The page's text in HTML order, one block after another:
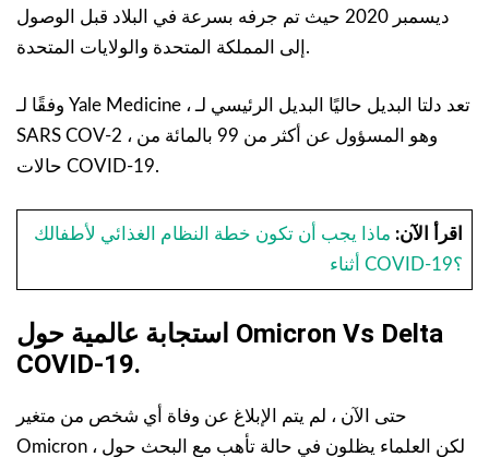
ديسمبر 2020 حيث تم جرفه بسرعة في البلاد قبل الوصول
إلى المملكة المتحدة والولايات المتحدة.
وفقًا لـ Yale Medicine ، تعد دلتا البديل حاليًا البديل الرئيسي لـ
SARS COV-2 ، وهو المسؤول عن أكثر من 99 بالمائة من
حالات COVID-19.
اقرأ الآن: ماذا يجب أن تكون خطة النظام الغذائي لأطفالك
أثناء COVID-19؟
استجابة عالمية حول Omicron Vs Delta
COVID-19.
حتى الآن ، لم يتم الإبلاغ عن وفاة أي شخص من متغير
Omicron ، لكن العلماء يظلون في حالة تأهب مع البحث حول